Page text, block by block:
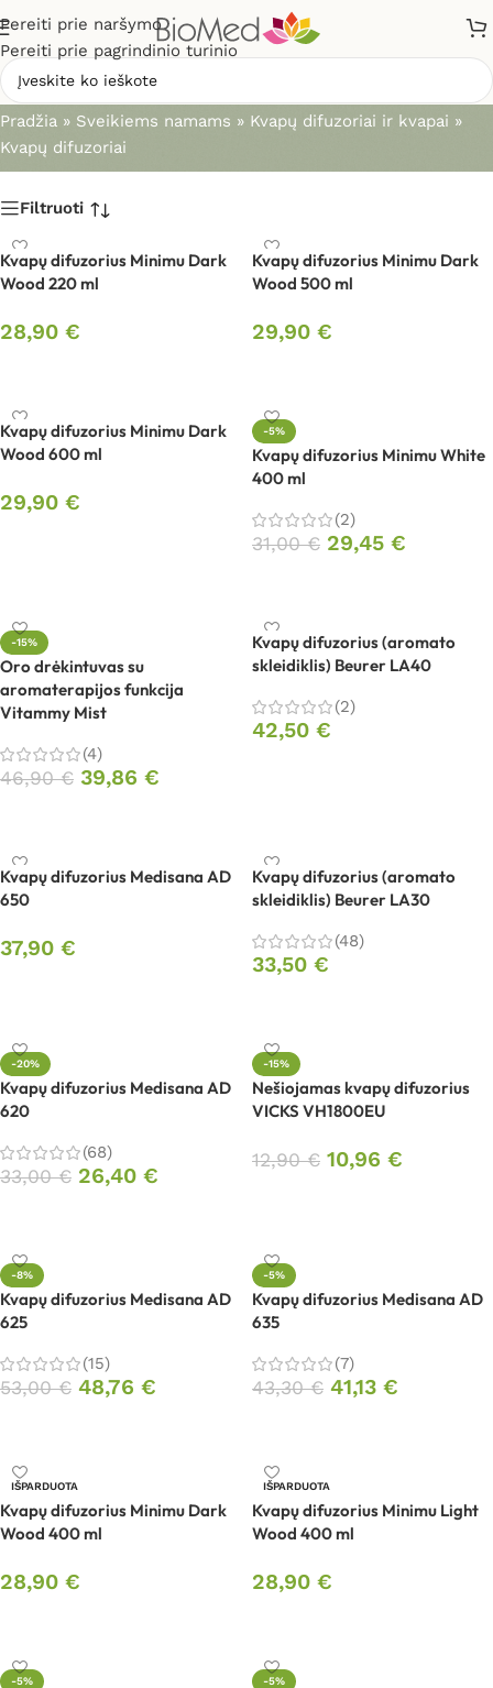
Pereiti prie naršymo
Pereiti prie pagrindinio turinio
Kvapų difuzoriai
Pradžia » Sveikiems namams » Kvapų difuzoriai ir kvapai »
Kvapų difuzoriai
Filtruoti
Kvapų difuzorius Minimu Dark
Wood 220 ml
28,90 €
Kvapų difuzorius Minimu Dark
Wood 500 ml
29,90 €
Kvapų difuzorius Minimu Dark
Wood 600 ml
29,90 €
-5%
Kvapų difuzorius Minimu White
400 ml
(2)
31,00€ 29,45 €
-15%
Oro drėkintuvas su
aromaterapijos funkcija
Vitammy Mist
(4)
46,90€ 39,86 €
Kvapų difuzorius (aromato
skleidiklis) Beurer LA40
(2)
42,50 €
Kvapų difuzorius Medisana AD
650
37,90 €
Kvapų difuzorius (aromato
skleidiklis) Beurer LA30
(48)
33,50 €
-20%
Kvapų difuzorius Medisana AD
620
(68)
33,00€ 26,40 €
-15%
Nešiojamas kvapų difuzorius
VICKS VH1800EU
12,90€ 10,96 €
-8%
Kvapų difuzorius Medisana AD
625
(15)
53,00€ 48,76 €
-5%
Kvapų difuzorius Medisana AD
635
(7)
43,30€ 41,13 €
IŠPARDUOTA
Kvapų difuzorius Minimu Dark
Wood 400 ml
28,90 €
IŠPARDUOTA
Kvapų difuzorius Minimu Light
Wood 400 ml
28,90 €
-5%
-5%